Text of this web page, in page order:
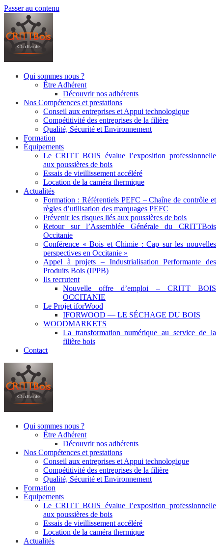
Passer au contenu
Qui sommes nous ?
Être Adhérent
Découvrir nos adhérents
Nos Compétences et prestations
Conseil aux entreprises et Appui technologique
Compétitivité des entreprises de la filière
Qualité, Sécurité et Environnement
Formation
Équipements
Le CRITT BOIS évalue l’exposition professionnelle
aux poussières de bois
Essais de vieillissement accéléré
Location de la caméra thermique
Actualités
Formation : Référentiels PEFC – Chaîne de contrôle et
règles d’utilisation des marquages PEFC
Prévenir les risques liés aux poussières de bois
Retour sur l’Assemblée Générale du CRITTBois
Occitanie
Conférence « Bois et Chimie : Cap sur les nouvelles
perspectives en Occitanie »
Appel à projets – Industrialisation Performante des
Produits Bois (IPPB)
Ils recrutent
Nouvelle offre d’emploi – CRITT BOIS
OCCITANIE
Le Projet iforWood
IFORWOOD — LE SÉCHAGE DU BOIS
WOODMARKETS
La transformation numérique au service de la
filière bois
Contact
Qui sommes nous ?
Être Adhérent
Découvrir nos adhérents
Nos Compétences et prestations
Conseil aux entreprises et Appui technologique
Compétitivité des entreprises de la filière
Qualité, Sécurité et Environnement
Formation
Équipements
Le CRITT BOIS évalue l’exposition professionnelle
aux poussières de bois
Essais de vieillissement accéléré
Location de la caméra thermique
Actualités